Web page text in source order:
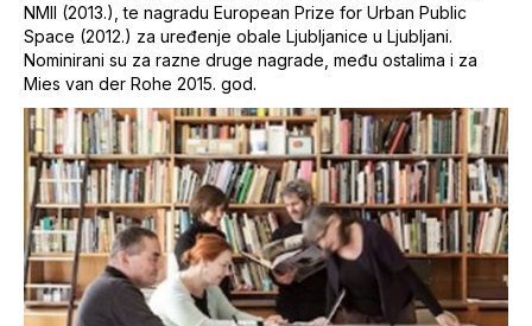
NMII (2013.), te nagradu European Prize for Urban Public
Space (2012.) za uređenje obale Ljubljanice u Ljubljani.
Nominirani su za razne druge nagrade, među ostalima i za
Mies van der Rohe 2015. god.